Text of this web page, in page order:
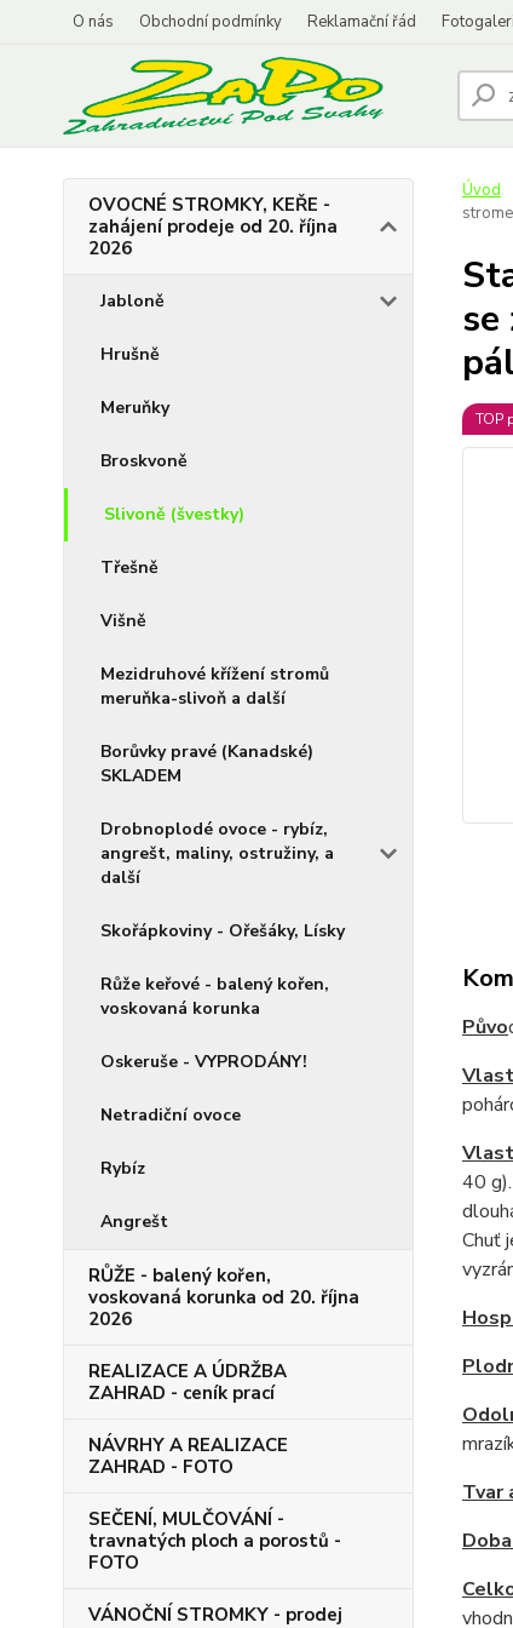
O nás Obchodní podmínky Reklamační řád
OVOCNÉ STROMKY, KEŘE -
zahájení prodeje od 20. října
2026
Jabloně
Hrušně
Meruňky
Broskvoně
Slivoně (švestky)
Třešně
Višně
Mezidruhové křížení stromů
meruňka-slivoň a další
Borůvky pravé (Kanadské)
SKLADEM
Drobnoplodé ovoce - rybíz,
angrešt, maliny, ostružiny, a
další
Skořápkoviny - Ořešáky, Lísky
Růže keřové - balený kořen,
voskovaná korunka
Oskeruše - VYPRODÁNY!
Netradiční ovoce
Rybíz
Angrešt
RŮŽE - balený kořen,
voskovaná korunka od 20. října
2026
REALIZACE A ÚDRŽBA
ZAHRAD - ceník prací
NÁVRHY A REALIZACE
ZAHRAD - FOTO
SEČENÍ, MULČOVÁNÍ -
travnatých ploch a porostů -
FOTO
VÁNOČNÍ STROMKY - prodej
Úvod
se
TOP
Půvo
40
Chuť
Tvar